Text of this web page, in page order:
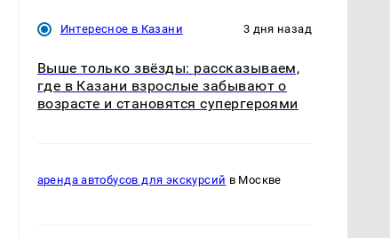
Интересное в Казани 3 дня назад
Выше только звёзды: рассказываем,
где в Казани взрослые забывают о
возрасте и становятся супергероями
аренда автобусов для экскурсий в Москве